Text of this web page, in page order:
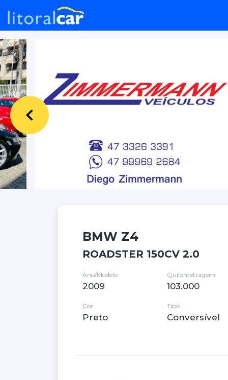
BMW Z4
ROADSTER 150CV 2.0
Ano/Modelo
2009
Quilometragem
103.000
Cor
Preto
Tipo
Conversível